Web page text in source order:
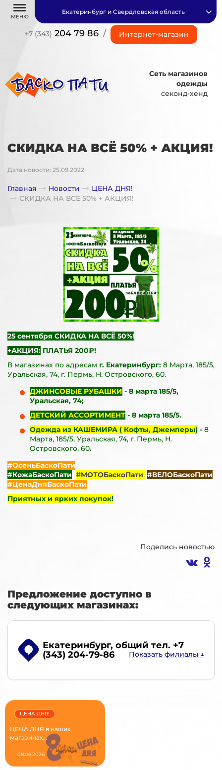
МЕНЮ
+7 (343) 204 79 86 / Интернет-магазин
Екатеринбург и Свердловская область
Сеть магазинов
одежды
секонд-хенд
СКИДКА НА ВСЁ 50% + АКЦИЯ!
Дата новости: 25.09.2022
Главная Новости
ЦЕНА ДНЯ!
СКИДКА НА ВСЁ 50% + АКЦИЯ!
25 сентября СКИДКА НА ВСЁ 50%!
+АКЦИЯ: ПЛАТЬЯ 200₽!
В магазинах по адресам г. Екатеринбург: 8 Марта, 185/5,
Уральская, 74, г. Пермь, Н. Островского, 60.
ДЖИНСОВЫЕ РУБАШКИ - 8 марта 185/5,
Уральская, 74;
ДЕТСКИЙ АССОРТИМЕНТ - 8 марта 185/5.
Одежда из КАШЕМИРА ( Кофты, Джемперы) - 8
Марта, 185/5, Уральская, 74, г. Пермь, Н.
Островского, 60.
#ОсеньБаскоПати
#КожаБаскоПати #МОТОБаскоПати #ВЕЛОБаскоПати
#ЦенаДняБаскоПати
Приятных и ярких покупок!
Поделись новостью
Предложение доступно в
следующих магазинах:
Екатеринбург, общий тел. +7
(343) 204-79-86
ЦЕНА ДНЯ в наших
магазинах...
ЦЕНА ДНЯ!
08.08.2026